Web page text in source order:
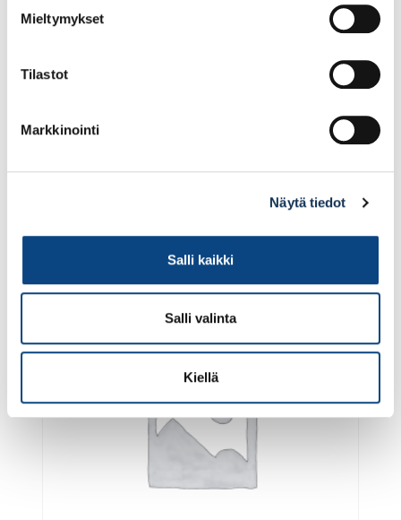
Mieltymykset
Tilastot
Markkinointi
Näytä tiedot
Salli kaikki
Salli valinta
Kiellä